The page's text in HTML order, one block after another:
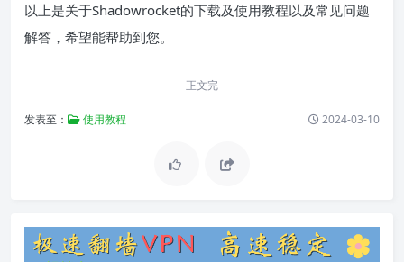
以上是关于Shadowrocket的下载及使用教程以及常见问题
解答，希望能帮助到您。
正文完
发表至： 使用教程 2024-03-10